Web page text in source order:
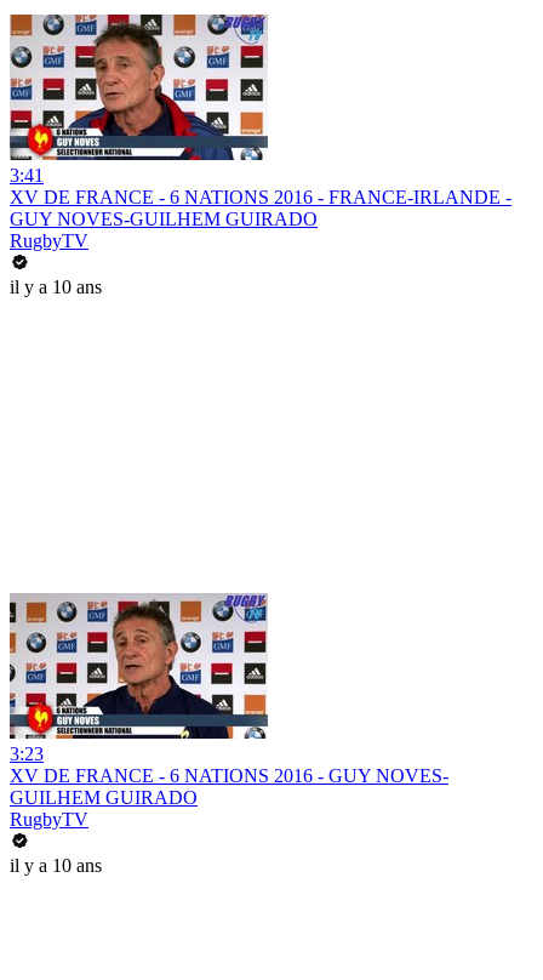
3:41
XV DE FRANCE - 6 NATIONS 2016 - FRANCE-IRLANDE -
GUY NOVES-GUILHEM GUIRADO
RugbyTV
il y a 10 ans
3:23
XV DE FRANCE - 6 NATIONS 2016 - GUY NOVES-
GUILHEM GUIRADO
RugbyTV
il y a 10 ans